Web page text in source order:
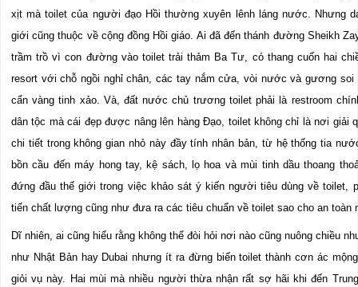
xịt mà toilet của người đạo Hồi thường xuyên lênh láng nước. Nhưng
giới cũng thuộc về cộng đồng Hồi giáo. Ai đã đến thánh đường Sheikh
trầm trồ vì con đường vào toilet trải thảm Ba Tư, có thang cuốn hai
resort với chỗ ngồi nghỉ chân, các tay nắm cửa, vòi nước và gương
cẩn vàng tinh xảo. Và, đất nước chủ trương toilet phải là restroom
dân tộc mà cái đẹp được nâng lên hàng Đạo, toilet không chỉ là nơi giải
chi tiết trong không gian nhỏ này đầy tính nhân bản, từ hệ thống tia
bồn cầu đến máy hong tay, kệ sách, lọ hoa và mùi tinh dầu thoang
đứng đầu thế giới trong việc khảo sát ý kiến người tiêu dùng về toilet,
tiến chất lượng cũng như đưa ra các tiêu chuẩn về toilet sao cho an toàn
Dĩ nhiên, ai cũng hiểu rằng không thể đòi hỏi nơi nào cũng nuông chiều
như Nhật Bản hay Dubai nhưng ít ra đừng biến toilet thành cơn ác
giỏi vụ này. Hai mùi mà nhiều người thừa nhận rất sợ hãi khi đến